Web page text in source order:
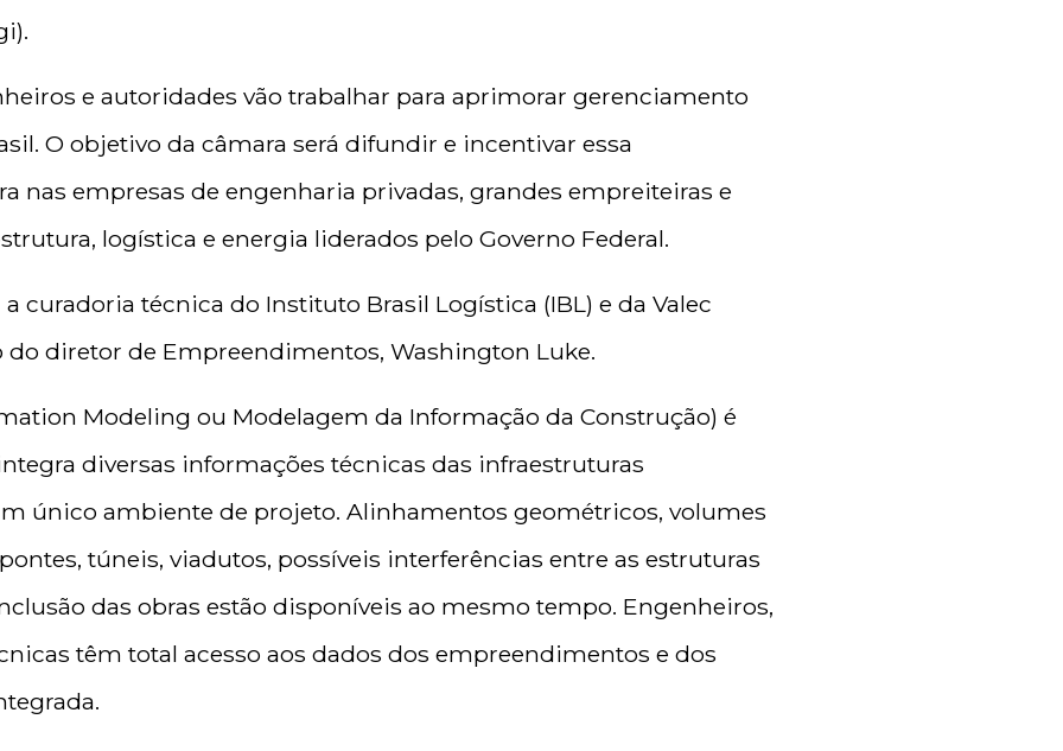
e autoridades vão trabalhar para aprimorar gerenciamento
O objetivo da câmara será difundir e incentivar essa
nas empresas de engenharia privadas, grandes empreiteiras e
logística e energia liderados pelo Governo Federal.
curadoria técnica do Instituto Brasil Logística (IBL) e da Valec
diretor de Empreendimentos, Washington Luke.
Modeling ou Modelagem da Informação da Construção) é
diversas informações técnicas das infraestruturas
único ambiente de projeto. Alinhamentos geométricos, volumes
túneis, viadutos, possíveis interferências entre as estruturas
das obras estão disponíveis ao mesmo tempo. Engenheiros,
têm total acesso aos dados dos empreendimentos e dos